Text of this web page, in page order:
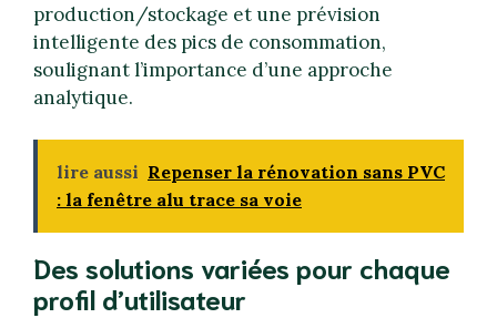
production/stockage et une prévision
intelligente des pics de consommation,
soulignant l’importance d’une approche
analytique.
lire aussi Repenser la rénovation sans PVC
: la fenêtre alu trace sa voie
Des solutions variées pour chaque
profil d’utilisateur